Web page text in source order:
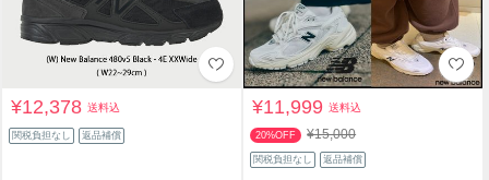
¥12,378送料込
関税負担なし 返品補償
¥11,999送料込
20%OFF ¥15,000
関税負担なし 返品補償